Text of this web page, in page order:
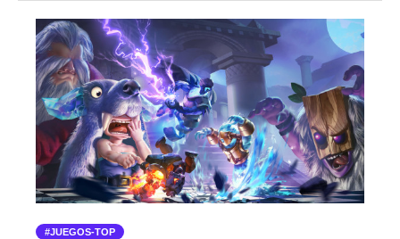
JUEGOS-TOP